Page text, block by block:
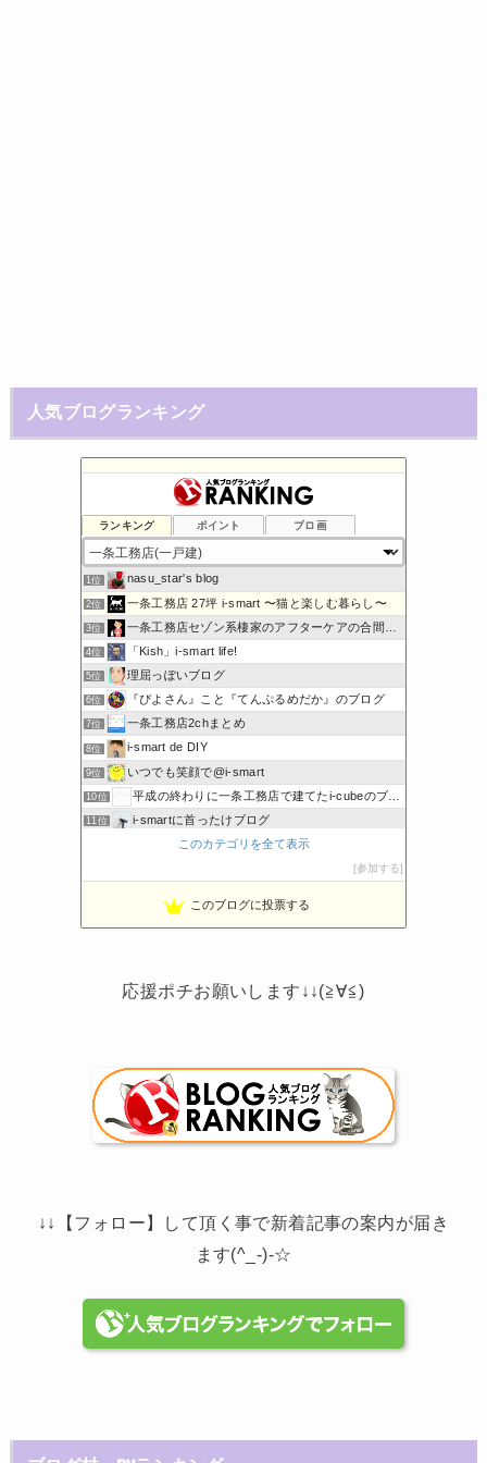
人気ブログランキング
ランキング ポイント ブロ画
1位 nasu_star's blog
2位 一条工務店 27坪 i-smart 〜猫と楽しむ暮らし〜
3位 一条工務店セゾン系棲家のアフターケアの合間に綴るブログ
4位 「Kish」i-smart life!
5位 理屈っぽいブログ
6位 『ぴよさん』こと『てんぷるめだか』のブログ
7位 一条工務店2chまとめ
8位 i-smart de DIY
9位 いつでも笑顔で@i-smart
10位 平成の終わりに一条工務店で建てたi-cubeのブログ
11位 i-smartに首ったけブログ
ボーダーコリーと床暖房のおうち
わたしの家づくり│ハウスメーカーで注文住宅を建てよう
このカテゴリを全て表示
参加する
このブログに投票する
応援ポチお願いします↓↓(≧∀≦)
↓↓【フォロー】して頂く事で新着記事の案内が届き
ます(^_-)-☆